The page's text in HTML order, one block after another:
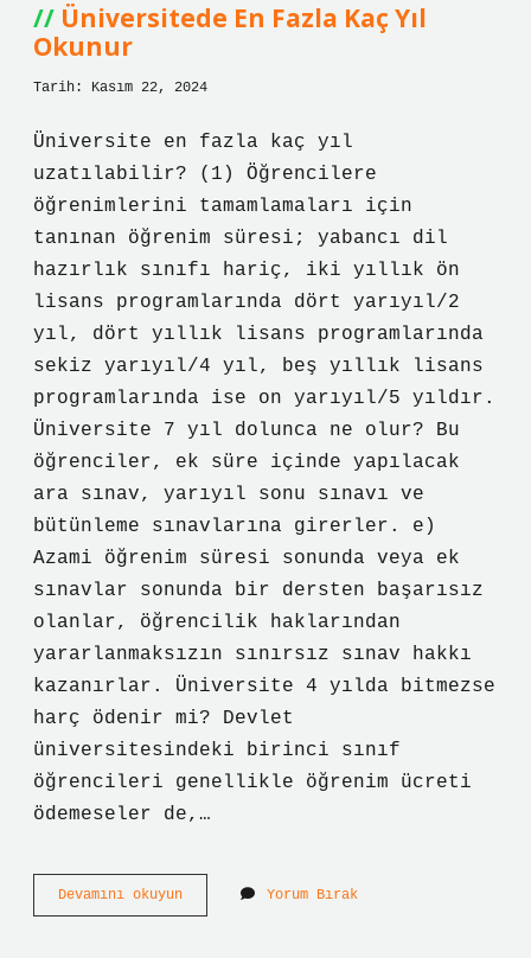
Üniversitede En Fazla Kaç Yıl
Okunur
Tarih: Kasım 22, 2024
Üniversite en fazla kaç yıl
uzatılabilir? (1) Öğrencilere
öğrenimlerini tamamlamaları için
tanınan öğrenim süresi; yabancı dil
hazırlık sınıfı hariç, iki yıllık ön
lisans programlarında dört yarıyıl/2
yıl, dört yıllık lisans programlarında
sekiz yarıyıl/4 yıl, beş yıllık lisans
programlarında ise on yarıyıl/5 yıldır.
Üniversite 7 yıl dolunca ne olur? Bu
öğrenciler, ek süre içinde yapılacak
ara sınav, yarıyıl sonu sınavı ve
bütünleme sınavlarına girerler. e)
Azami öğrenim süresi sonunda veya ek
sınavlar sonunda bir dersten başarısız
olanlar, öğrencilik haklarından
yararlanmaksızın sınırsız sınav hakkı
kazanırlar. Üniversite 4 yılda bitmezse
harç ödenir mi? Devlet
üniversitesindeki birinci sınıf
öğrencileri genellikle öğrenim ücreti
ödemeseler de,…
Devamını okuyunÜniversitede
En
Yorum Bırak